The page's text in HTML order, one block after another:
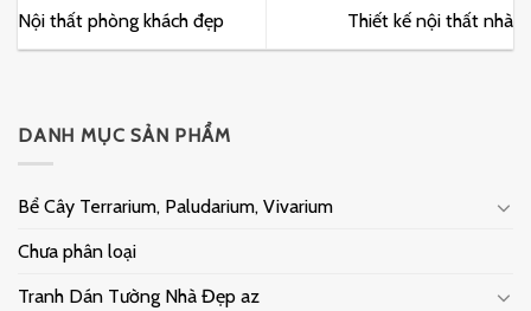
Nội thất phòng khách đẹp Thiết kế nội thất nhà
DANH MỤC SẢN PHẨM
Bể Cây Terrarium, Paludarium, Vivarium
Chưa phân loại
Tranh Dán Tường Nhà Đẹp az